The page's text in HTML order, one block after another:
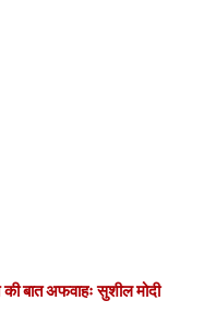
बात अफवाहः सुशील मोदी